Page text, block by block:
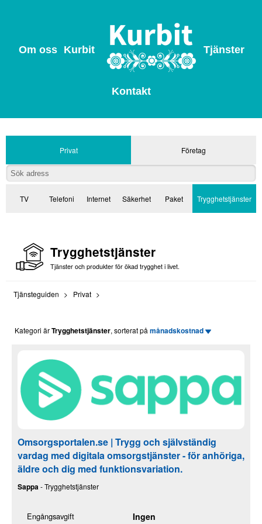
Om oss Kurbit Tjänster
Kontakt
Privat Företag
TV Telefoni Internet Säkerhet Paket Trygghetstjänster
Trygghetstjänster
Tjänster och produkter för ökad trygghet i livet.
Tjänsteguiden Privat
Kategori ärTrygghetstjänster, sorterat på månadskostnad
Omsorgsportalen.se | Trygg och självständig
vardag med digitala omsorgstjänster - för anhöriga,
äldre och dig med funktionsvariation.
Sappa - Trygghetstjänster
Engångsavgift Ingen